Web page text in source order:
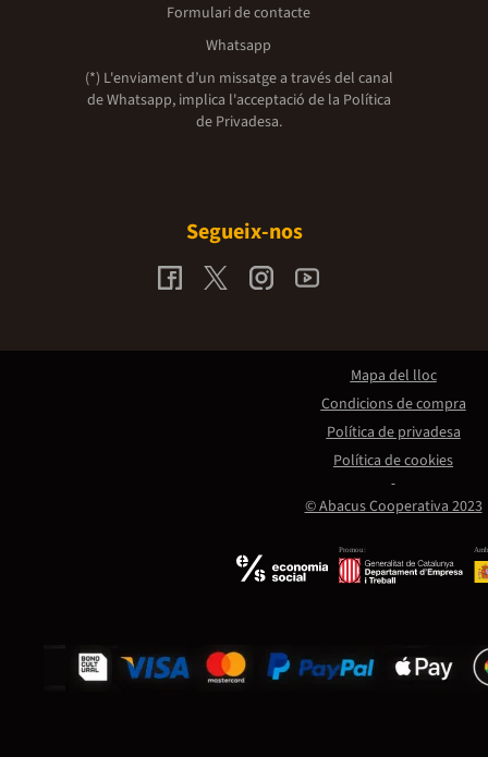
Formulari de contacte
Whatsapp
(*) L'enviament d’un missatge a través del canal
de Whatsapp, implica l'acceptació de la Política
de Privadesa.
Segueix-nos
Promou:
© Abacus Cooperativa 2023
Mapa del lloc
Condicions de compra
Política de privadesa
Política de cookies